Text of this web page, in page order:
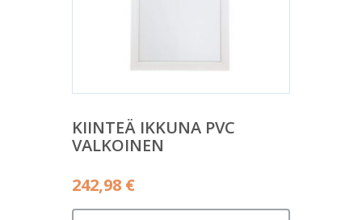
KIINTEÄ IKKUNA PVC
VALKOINEN
242,98 €